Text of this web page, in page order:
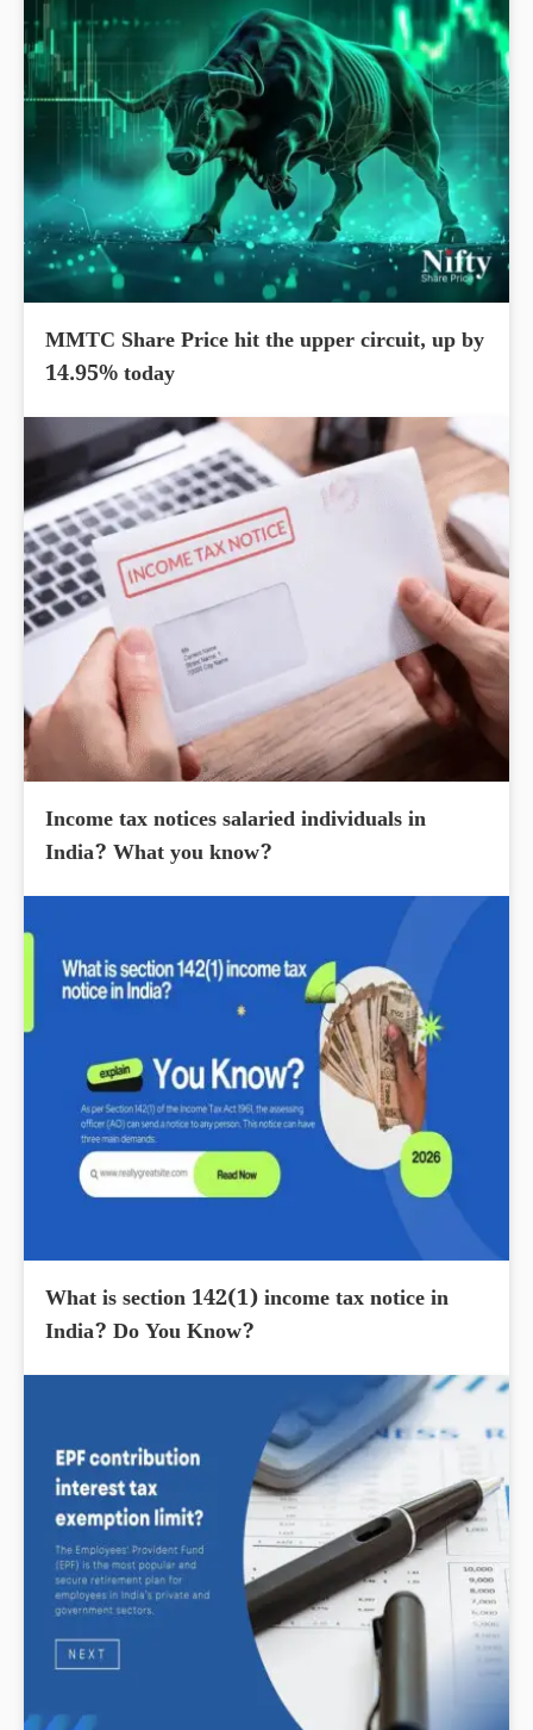
MMTC Share Price hit the upper circuit, up by
14.95% today
Income tax notices salaried individuals in
India? What you know?
What is section 142(1) income tax notice in
India? Do You Know?